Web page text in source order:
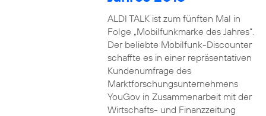
ALDI TALK ist zum fünften Mal in
Folge „Mobilfunkmarke des Jahres“.
Der beliebte Mobilfunk-Discounter
schaffte es in einer repräsentativen
Kundenumfrage des
Marktforschungsunternehmens
YouGov in Zusammenarbeit mit der
Wirtschafts- und Finanzzeitung